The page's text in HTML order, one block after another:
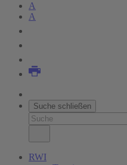
A
A
Suche schließen
RWI